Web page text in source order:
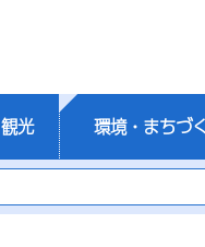
光 環境・まちづ